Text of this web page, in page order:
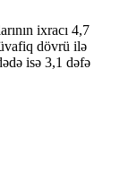
ixracı 4,7
dövrü ilə
isə 3,1 dəfə